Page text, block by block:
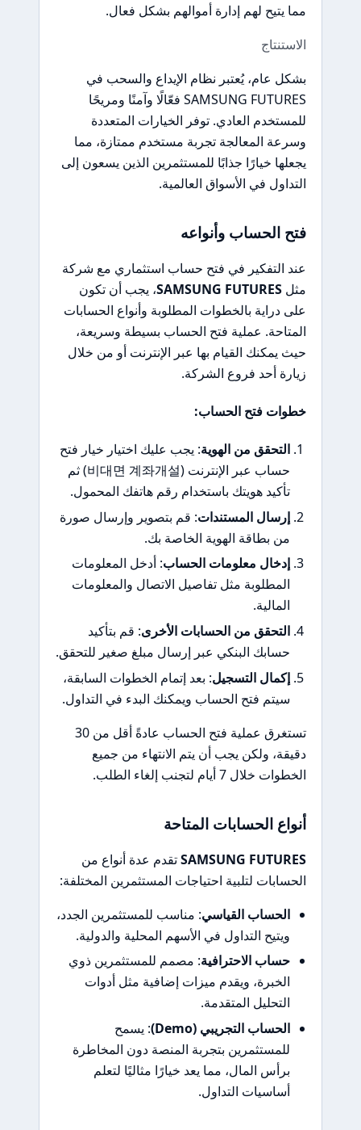
مما يتيح لهم إدارة أموالهم بشكل فعال.
الاستنتاج
بشكل عام، يُعتبر نظام الإيداع والسحب في
SAMSUNG FUTURES فعّالًا وآمنًا ومريحًا
للمستخدم العادي. توفر الخيارات المتعددة
وسرعة المعالجة تجربة مستخدم ممتازة، مما
يجعلها خيارًا جذابًا للمستثمرين الذين يسعون إلى
التداول في الأسواق العالمية.
فتح الحساب وأنواعه
عند التفكير في فتح حساب استثماري مع شركة
مثلSAMSUNG FUTURES، يجب أن تكون
على دراية بالخطوات المطلوبة وأنواع الحسابات
المتاحة. عملية فتح الحساب بسيطة وسريعة،
حيث يمكنك القيام بها عبر الإنترنت أو من خلال
زيارة أحد فروع الشركة.
خطوات فتح الحساب:
التحقق من الهوية: يجب عليك اختيار خيار فتح
حساب عبر الإنترنت (비대면 계좌개설) ثم
تأكيد هويتك باستخدام رقم هاتفك المحمول.
إرسال المستندات: قم بتصوير وإرسال صورة
من بطاقة الهوية الخاصة بك.
إدخال معلومات الحساب: أدخل المعلومات
المطلوبة مثل تفاصيل الاتصال والمعلومات
المالية.
التحقق من الحسابات الأخرى: قم بتأكيد
حسابك البنكي عبر إرسال مبلغ صغير للتحقق.
إكمال التسجيل: بعد إتمام الخطوات السابقة،
سيتم فتح الحساب ويمكنك البدء في التداول.
تستغرق عملية فتح الحساب عادةً أقل من 30
دقيقة، ولكن يجب أن يتم الانتهاء من جميع
الخطوات خلال 7 أيام لتجنب إلغاء الطلب.
أنواع الحسابات المتاحة
SAMSUNG FUTURESتقدم عدة أنواع من
الحسابات لتلبية احتياجات المستثمرين المختلفة:
الحساب القياسي: مناسب للمستثمرين الجدد،
ويتيح التداول في الأسهم المحلية والدولية.
حساب الاحترافية: مصمم للمستثمرين ذوي
الخبرة، ويقدم ميزات إضافية مثل أدوات
التحليل المتقدمة.
الحساب التجريبي (Demo)
: يسمح
للمستثمرين بتجربة المنصة دون المخاطرة
برأس المال، مما يعد خيارًا مثاليًا لتعلم
أساسيات التداول.